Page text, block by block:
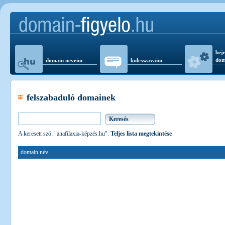
domain neveim kulcsszavaim
felszabaduló domainek
A keresett szó: "anafilaxia-képzés.hu". Teljes lista megtekintése
domain név